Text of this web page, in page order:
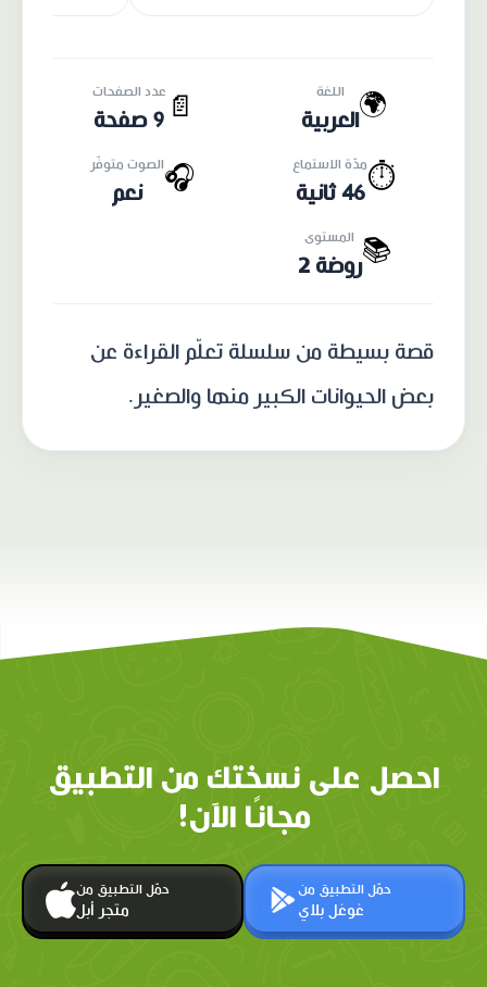
🌍 اللغة
العربية 📄
عدد الصفحات
9 صفحة
⏱️مدّة الاستماع
46 ثانية
🎧الصوت متوفّر
نعم
📚 المستوى
روضة 2
قصة بسيطة من سلسلة تعلّم القراءة عن
بعض الحيوانات الكبير منها والصغير.
احصل على نسختك من التطبيق
مجانًا الآن!
حمّل التطبيق من
متجر أبل
حمّل التطبيق من
غوغل بلاي